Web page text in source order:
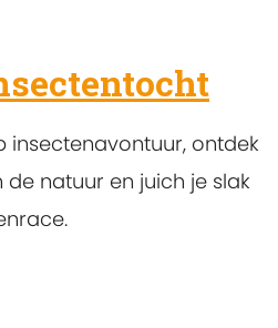
insectenavontuur, ontdek
natuur en juich je slak